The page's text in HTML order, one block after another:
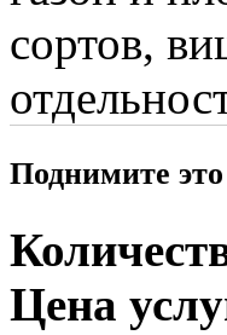
сортов,
Поднимите
Цена